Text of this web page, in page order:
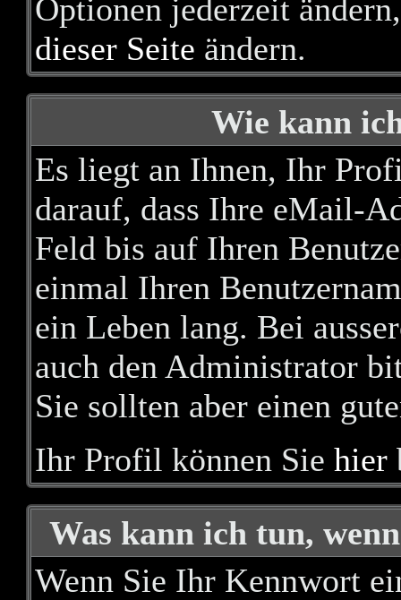
Optionen jederzeit
dieser Seite ändern.
Wie kann
Es liegt an Ihnen, Ihr
darauf, dass Ihre eMail-
Feld bis auf Ihren
einmal Ihren
ein Leben lang. Bei
auch den Administrator
Sie sollten aber einen
Ihr Profil können Sie hier
Was kann ich tun,
Wenn Sie Ihr Kennwort